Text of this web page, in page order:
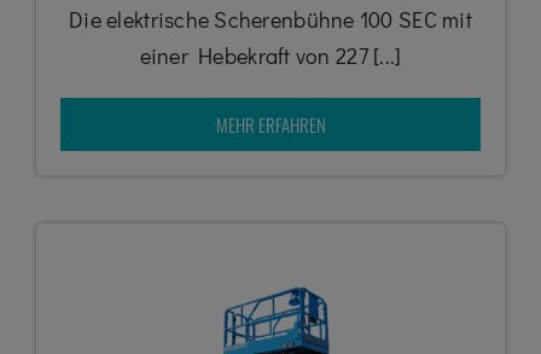
Die elektrische Scherenbühne 100 SEC mit
einer Hebekraft von 227 [...]
MEHR ERFAHREN